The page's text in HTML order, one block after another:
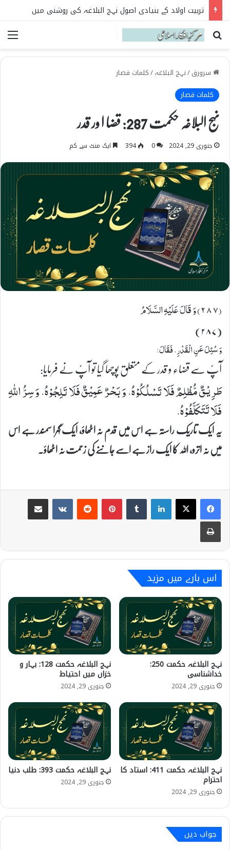
تربیت اولاد کے بنیادی اصول نہج البلاغہ کی روشنی میں
Search for
سرورق/نہج البلاغہ/کلمات قصار
کلمات قصار
نہج البلاغہ حکمت 287: قضا ا ور قدر
جنوری 29, 2024 0
394 ایک منٹ سے کم
(٢٨٧) وَ قَالَ عَلَیْهِ السَّلَامُ
(۲۸۷)
وَ سُئِلَ عَنِ الْقَدْرِ، فَقَالَ:
آپؑ سے قضاء و قدر کے متعلق پوچھا گیا تو آپؑ نے فرمایا:
طَرِیْقٌ مُّظْلِمٌ فَلَا تَسْلُكُوْهُ، وَ بَحْرٌ عَمِیْقٌ فَلَا تَلِجُوْهُ، وَ سِرُّ اللهِ
فَلَا تَتَكَلَّفُوْهُ.
یہ ایک تاریک راستہ ہے اس میں قدم نہ اٹھاؤ، ایک گہرا سمندر ہے اس
میں نہ اترو، اللہ کا ایک راز ہے اسے جاننے کی زحمت نہ اٹھاؤ۔
اس بارے میں مزید
نہج البلاغہ حکمت 250:
خداشناسی
جنوری 29, 2024
نہج البلاغہ حکمت 128: بہار و
خزاں میں احتیاط
جنوری 29, 2024
نہج البلاغہ حکمت 411: استاد کا
احترام
جنوری 29, 2024
نہج البلاغہ حکمت 393: طلب دنیا
جنوری 29, 2024
جواب دیں